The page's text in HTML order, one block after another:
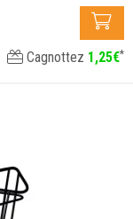
Cagnottez 1,25€*